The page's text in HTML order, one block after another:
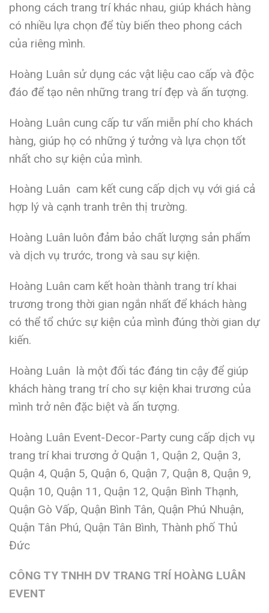
phong cách trang trí khác nhau, giúp khách hàng
có nhiều lựa chọn để tùy biến theo phong cách
của riêng mình.
Hoàng Luân sử dụng các vật liệu cao cấp và độc
đáo để tạo nên những trang trí đẹp và ấn tượng.
Hoàng Luân cung cấp tư vấn miễn phí cho khách
hàng, giúp họ có những ý tưởng và lựa chọn tốt
nhất cho sự kiện của mình.
Hoàng Luân cam kết cung cấp dịch vụ với giá cả
hợp lý và cạnh tranh trên thị trường.
Hoàng Luân luôn đảm bảo chất lượng sản phẩm
và dịch vụ trước, trong và sau sự kiện.
Hoàng Luân cam kết hoàn thành trang trí khai
trương trong thời gian ngắn nhất để khách hàng
có thể tổ chức sự kiện của mình đúng thời gian dự
kiến.
Hoàng Luân là một đối tác đáng tin cậy để giúp
khách hàng trang trí cho sự kiện khai trương của
mình trở nên đặc biệt và ấn tượng.
Hoàng Luân Event-Decor-Party cung cấp dịch vụ
trang trí khai trương ở Quận 1, Quận 2, Quận 3,
Quận 4, Quận 5, Quận 6, Quận 7, Quận 8, Quận 9,
Quận 10, Quận 11, Quận 12, Quận Bình Thạnh,
Quận Gò Vấp, Quận Bình Tân, Quận Phú Nhuận,
Quận Tân Phú, Quận Tân Bình, Thành phố Thủ
Đức
CÔNG TY TNHH DV TRANG TRÍ HOÀNG LUÂN
EVENT